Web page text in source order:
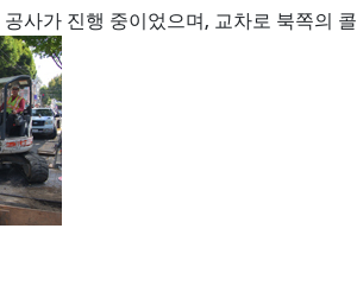
사가 진행 중이었으며, 교차로 북쪽의 콜